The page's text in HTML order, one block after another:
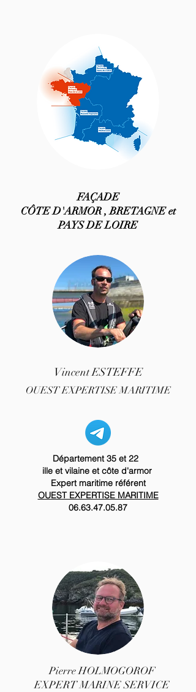
FAÇADE
CÔTE D'ARMOR , BRETAGNE et
PAYS DE LOIRE
Vincent ESTEFFE
OUEST EXPERTISE MARITIME
Département 35 et 22
ille et vilaine et côte d'armor
Expert maritime référent
OUEST EXPERTISE MARITIME
06.63.47.05.87
Pierre HOLMOGOROF
EXPERT MARINE SERVICE